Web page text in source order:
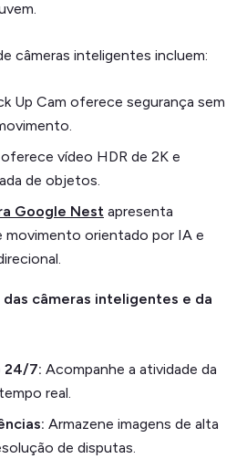
câmeras inteligentes incluem:
Up Cam oferece segurança sem
oferece vídeo HDR de 2K e
de objetos.
Google Nest apresenta
movimento orientado por IA e
câmeras inteligentes e da
24/7: Acompanhe a atividade da
real.
Armazene imagens de alta
de disputas.